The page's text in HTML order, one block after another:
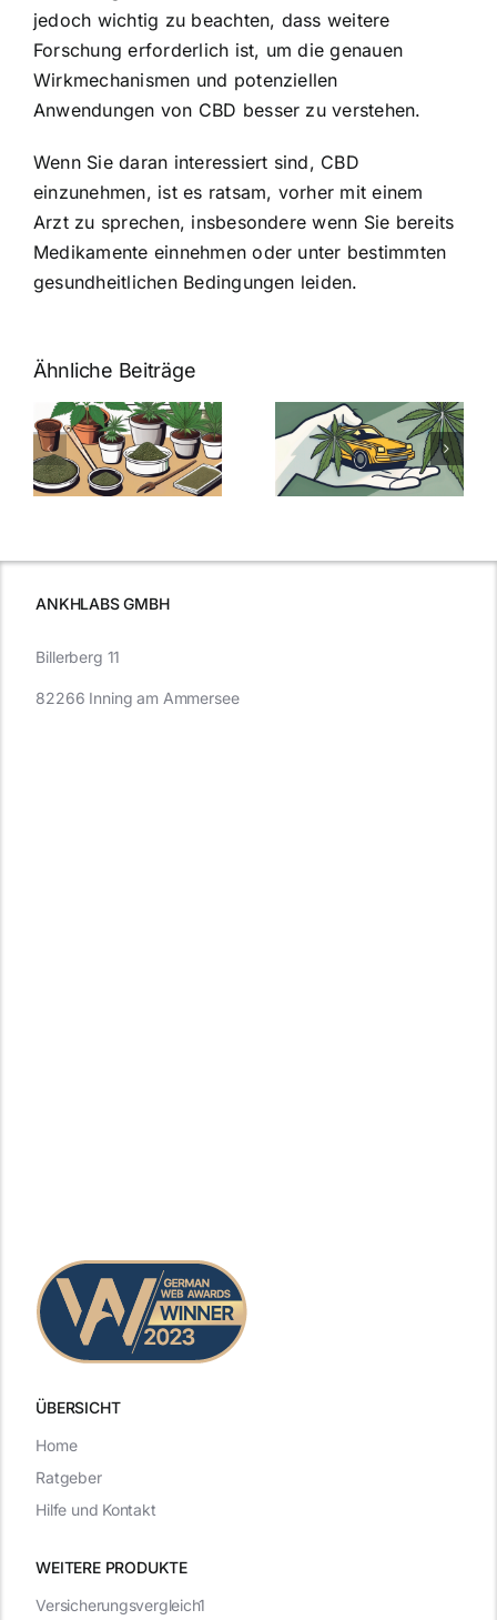
jedoch wichtig zu beachten, dass weitere
Forschung erforderlich ist, um die genauen
Wirkmechanismen und potenziellen
Anwendungen von CBD besser zu verstehen.
Wenn Sie daran interessiert sind, CBD
einzunehmen, ist es ratsam, vorher mit einem
Arzt zu sprechen, insbesondere wenn Sie bereits
Medikamente einnehmen oder unter bestimmten
gesundheitlichen Bedingungen leiden.
Ähnliche Beiträge
Neue THC-
Grenzwert-
Regelung:
Was Sie über
Cannabis und
müssen
Cannabis
Samen
kaufen: Alles
was Sie
ANKHLABS GMBH
ÜBERSICHT
WEITERE PRODUKTE
Billerberg 11
82266 Inning am Ammersee
Versicherungsvergleich1
Home
Ratgeber
Hilfe und Kontakt